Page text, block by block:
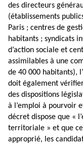
des directeurs
(établissements
Paris ; centres de
habitants ; syndicats
d’action sociale et
assimilables à une
de 40 000 habitants),
doit également
des dispositions
à l’emploi à pourvoir
décret dispose que «
territoriale » et que
approprié, les